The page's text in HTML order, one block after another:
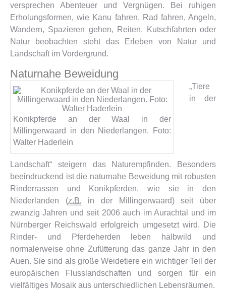
versprechen Abenteuer und Vergnügen. Bei ruhigen
Erholungsformen, wie Kanu fahren, Rad fahren, Angeln,
Wandern, Spazieren gehen, Reiten, Kutschfahrten oder
Natur beobachten steht das Erleben von Natur und
Landschaft im Vordergrund.
Naturnahe Beweidung
Konikpferde an der Waal in der
Millingerwaard in den Niederlangen. Foto:
Walter Haderlein
„Tiere
in der
Landschaft“ steigern das Naturempfinden. Besonders
beeindruckend ist die naturnahe Beweidung mit robusten
Rinderrassen und Konikpferden, wie sie in den
Niederlanden (z.B. in der Millingerwaard) seit über
zwanzig Jahren und seit 2006 auch im Aurachtal und im
Nürnberger Reichswald erfolgreich umgesetzt wird. Die
Rinder- und Pferdeherden leben halbwild und
normalerweise ohne Zufütterung das ganze Jahr in den
Auen. Sie sind als große Weidetiere ein wichtiger Teil der
europäischen Flusslandschaften und sorgen für ein
vielfältiges Mosaik aus unterschiedlichen Lebensräumen.